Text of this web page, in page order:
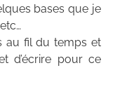
bases que je
au fil du temps et
d’écrire pour ce